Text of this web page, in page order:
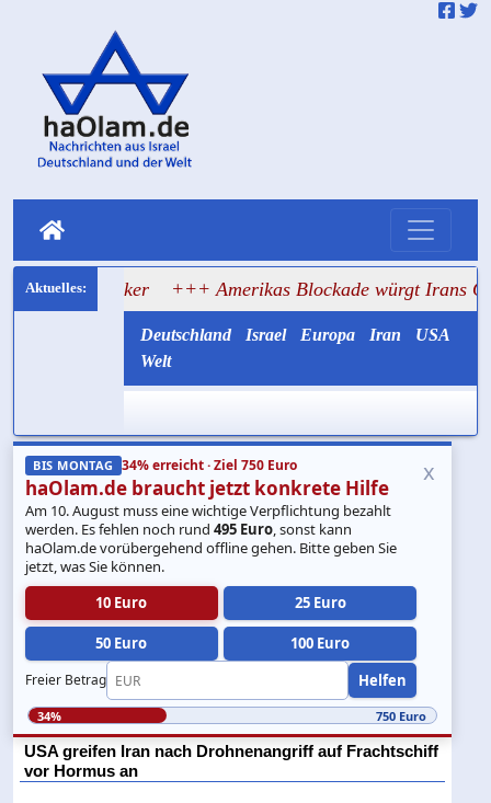
+++ Amerikas Blockade würgt Irans Ölexport ab
Deutschland Israel Europa Iran
USA
Welt
BIS MONTAG 34% erreicht · Ziel 750 Euro
haOlam.de braucht jetzt konkrete Hilfe
Am 10. August muss eine wichtige Verpflichtung bezahlt
werden. Es fehlen noch rund495 Euro, sonst kann
haOlam.de vorübergehend offline gehen. Bitte geben Sie
jetzt, was Sie können.
10 Euro
25 Euro
50 Euro 100 Euro
Freier Betrag Helfen
x
34% 750 Euro
USA greifen Iran nach Drohnenangriff auf Frachtschiff
vor Hormus an